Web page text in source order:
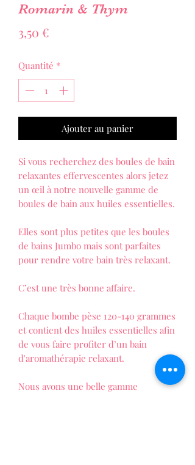
Romarin & Thym
3,50 €
Quantité *
Ajouter au panier
Si vous recherchez des boules de bain
relaxantes effervescentes alors jetez
un œil à notre nouvelle gamme de
boules de bain aux huiles essentielles.
Elles sont plus petites que les boules
de bains Jumbo mais sont parfaites
pour rendre votre bain très relaxant.
C’est une très bonne affaire.
Chaque bombe pèse 120-140 grammes
et contient des huiles essentielles afin
de vous faire profiter d’un bain
d'aromathérapie relaxant.
Nous avons une belle gamme